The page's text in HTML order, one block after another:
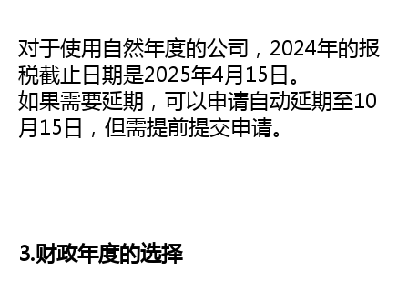
对于使用自然年度的公司，2024年的报
税截止日期是2025年4月15日。
如果需要延期，可以申请自动延期至10
月15日，但需提前提交申请。
3.财政年度的选择